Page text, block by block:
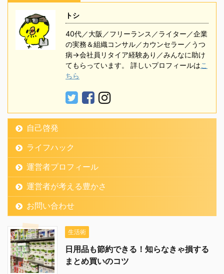
トシ
40代／大阪／フリーランス／ライター／企業
の実務＆組織コンサル／カウンセラー／うつ
病→会社員リタイア経験あり／みんなに助け
てもらっています。 詳しいプロフィールはこ
ちら
自己啓発
ライフハック
運営者プロフィール
運営者が考える豊かさ
お問い合わせ
生活術
日用品も節約できる！知らなきゃ損する
まとめ買いのコツ